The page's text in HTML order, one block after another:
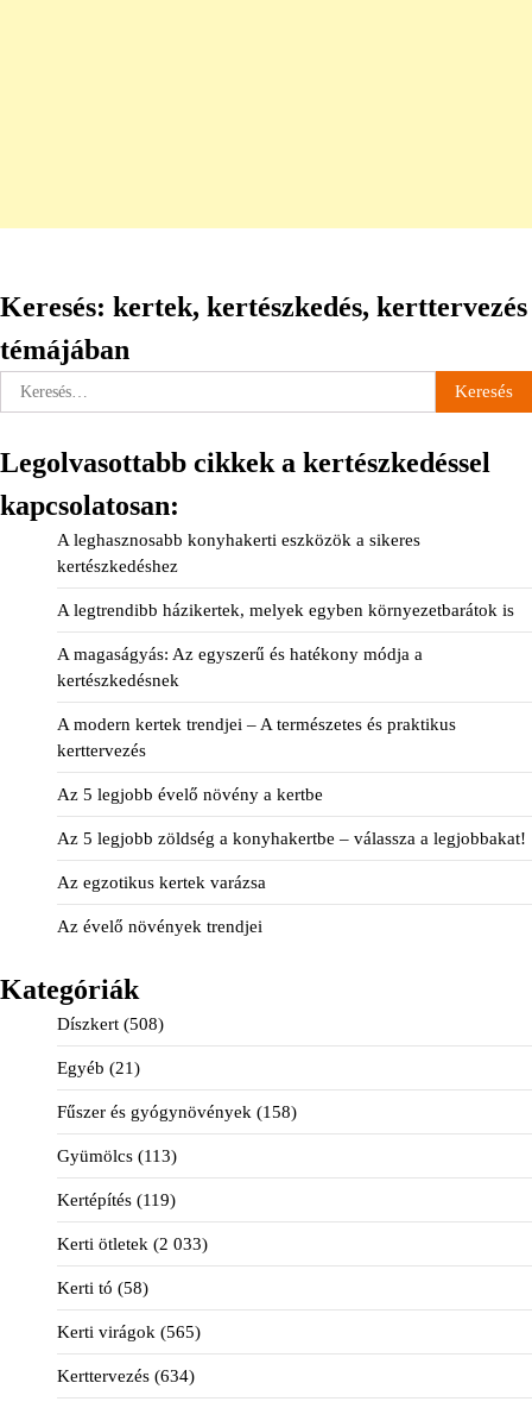
Keresés: kertek, kertészkedés, kerttervezés
témájában
Keresés:
Legolvasottabb cikkek a kertészkedéssel
kapcsolatosan:
A leghasznosabb konyhakerti eszközök a sikeres
kertészkedéshez
A legtrendibb házikertek, melyek egyben környezetbarátok is
A magaságyás: Az egyszerű és hatékony módja a
kertészkedésnek
A modern kertek trendjei – A természetes és praktikus
kerttervezés
Az 5 legjobb évelő növény a kertbe
Az 5 legjobb zöldség a konyhakertbe – válassza a legjobbakat!
Az egzotikus kertek varázsa
Az évelő növények trendjei
Kategóriák
Díszkert (508)
Egyéb (21)
Fűszer és gyógynövények (158)
Gyümölcs (113)
Kertépítés (119)
Kerti ötletek (2 033)
Kerti tó (58)
Kerti virágok (565)
Kerttervezés (634)